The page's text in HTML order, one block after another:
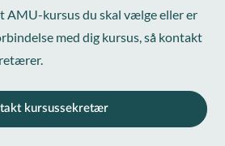
AMU-kursus du skal vælge eller er
med dig kursus, så kontakt
kursussekretær